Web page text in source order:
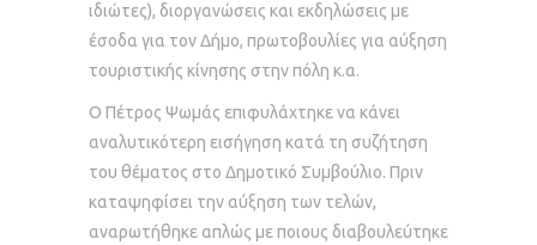
ιδιώτες), διοργανώσεις και εκδηλώσεις με
έσοδα για τον Δήμο, πρωτοβουλίες για αύξηση
τουριστικής κίνησης στην πόλη κ.α.
Ο Πέτρος Ψωμάς επιφυλάχτηκε να κάνει
αναλυτικότερη εισήγηση κατά τη συζήτηση
του θέματος στο Δημοτικό Συμβούλιο. Πριν
καταψηφίσει την αύξηση των τελών,
αναρωτήθηκε απλώς με ποιους διαβουλεύτηκε